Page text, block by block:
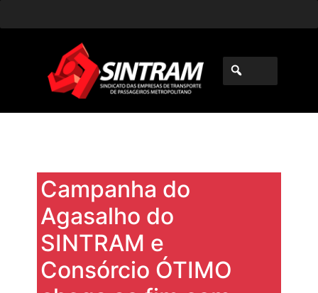
Campanha do
Agasalho do
SINTRAM e
Consórcio ÓTIMO